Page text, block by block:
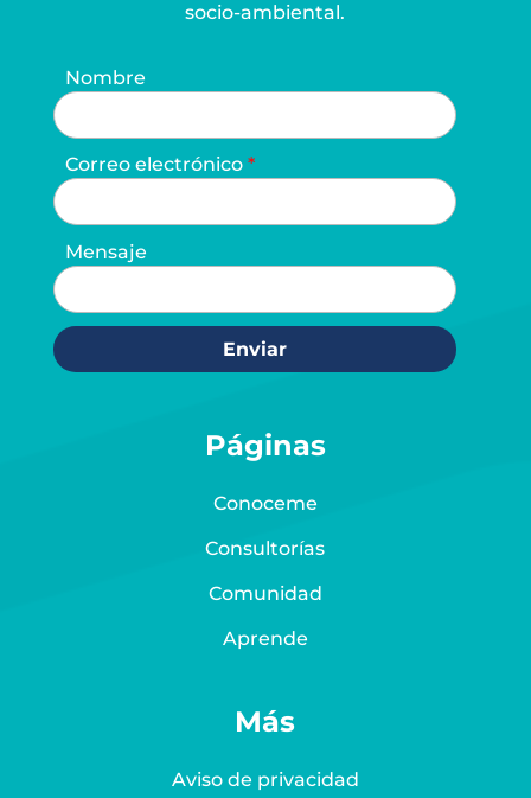
socio-ambiental.
Nombre
Correo electrónico
Mensaje
Enviar
Páginas
Conoceme
Consultorías
Comunidad
Aprende
Más
Aviso de privacidad